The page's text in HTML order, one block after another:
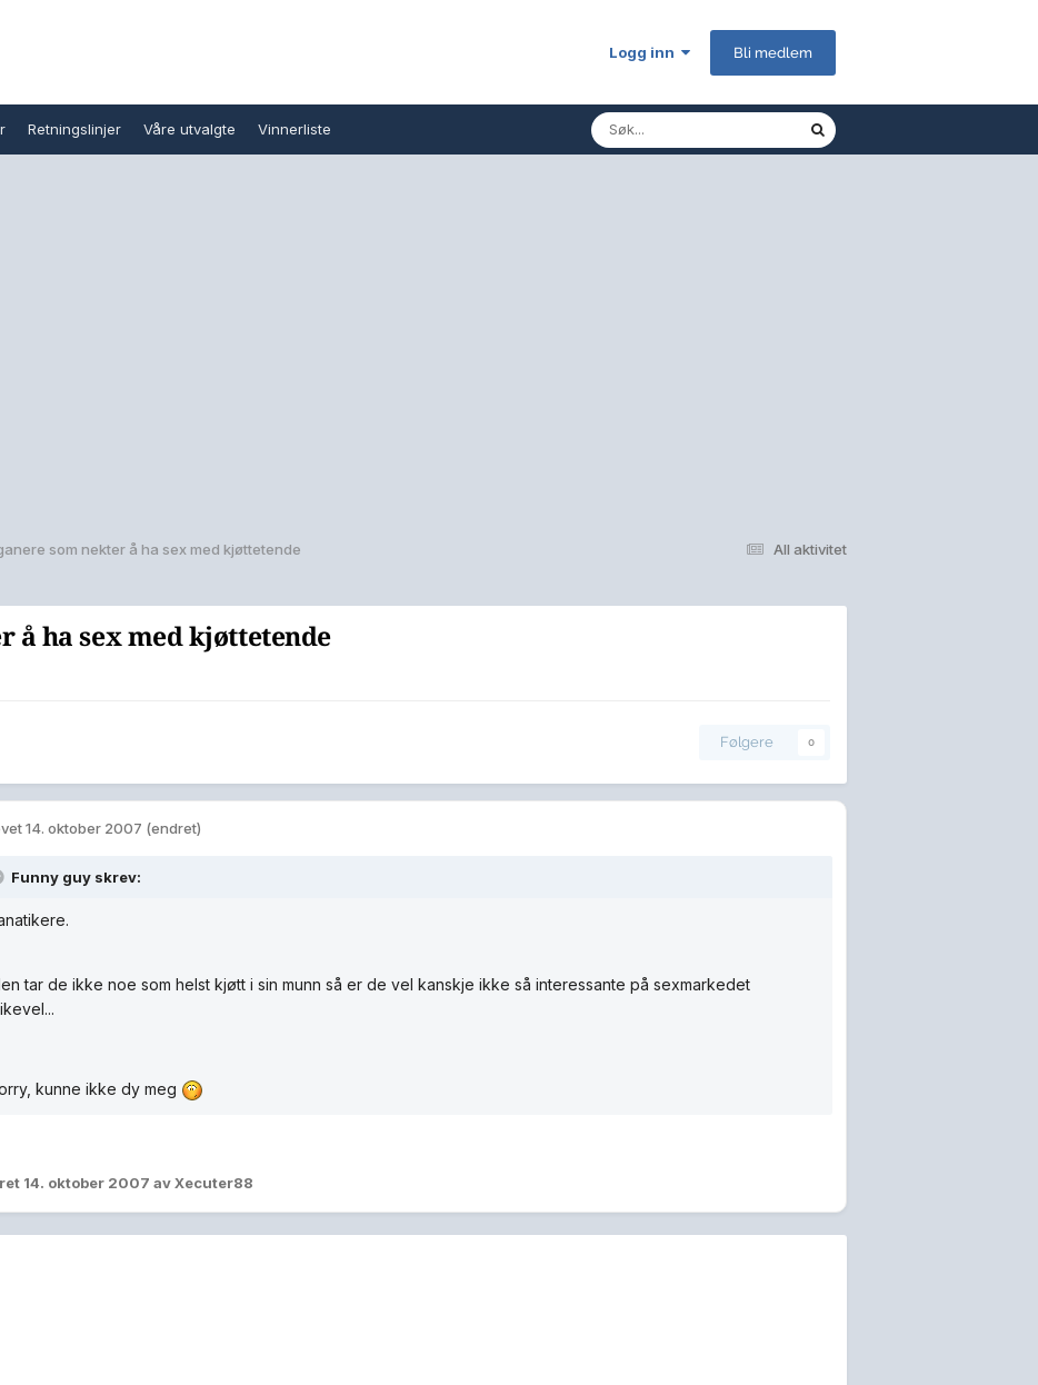
Logg inn Bli medlem
Retningslinjer Våre utvalgte Vinnerliste
All aktivitet
som nekter å ha sex med kjøttetende
å ha sex med kjøttetende
Følgere 0
14. oktober 2007 (endret)
Funny guy skrev:
tar de ikke noe som helst kjøtt i sin munn så er de vel kanskje ikke så interessante på sexmarkedet
kunne ikke dy meg
14. oktober 2007 av Xecuter88